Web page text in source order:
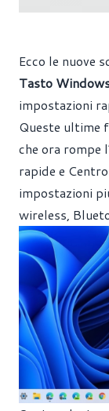
Ecco le nuove
Tasto
impostazioni
Queste ultime
che ora rompe
rapide e
impostazioni
wireless,